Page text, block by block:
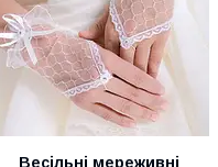
Весільні мереживні